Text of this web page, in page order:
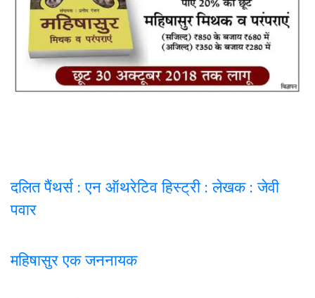
दलित पैंथर्स : एन ऑथरेटिव हिस्ट्री : लेखक : जेवी
पवार
महिषासुर एक जननायक